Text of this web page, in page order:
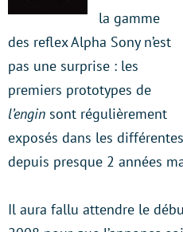
la gamme
des reflex Alpha Sony n’est
pas une surprise : les
premiers prototypes de
l’engin sont régulièrement
exposés dans les
depuis presque 2 années
Il aura fallu attendre le